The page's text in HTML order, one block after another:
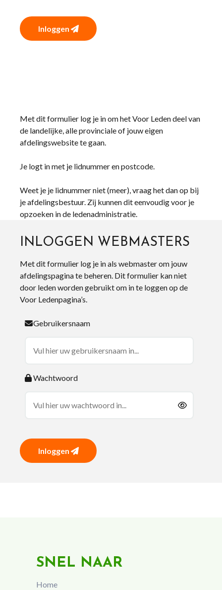
Inloggen
Met dit formulier log je in om het Voor Leden deel van
de landelijke, alle provinciale of jouw eigen
afdelingswebsite te gaan.
Je logt in met je lidnummer en postcode.
Weet je je lidnummer niet (meer), vraag het dan op bij
je afdelingsbestuur. Zij kunnen dit eenvoudig voor je
opzoeken in de ledenadministratie.
INLOGGEN WEBMASTERS
Met dit formulier log je in als webmaster om jouw
afdelingspagina te beheren. Dit formulier kan niet
door leden worden gebruikt om in te loggen op de
Voor Ledenpagina’s.
Gebruikersnaam
Wachtwoord
Inloggen
SNEL NAAR
Home